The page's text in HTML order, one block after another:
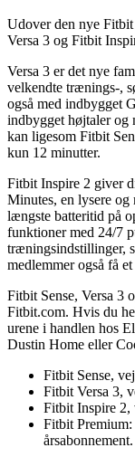
Udover den nye
Versa 3 og Fitbit
Versa 3 er det nye
velkendte trænings-,
også med indbygget
indbygget højtaler og
kan ligesom Fitbit
kun 12 minutter.
Fitbit Inspire 2 giver
Minutes, en lysere
længste batteritid på
funktioner med 24/7
træningsindstillinger,
medlemmer også få
Fitbit Sense, Versa 3
Fitbit.com. Hvis du
urene i handlen hos
Dustin Home eller
Fitbit Sense,
Fitbit Versa 3,
Fitbit Inspire 2,
Fitbit Premium:
årsabonnement.